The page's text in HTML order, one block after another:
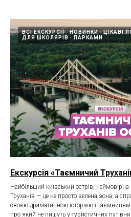
ВСІ ЕКСКУРСІЇ НОВИНКИ ЦІКАВІ
ДЛЯ ШКОЛЯРІВ
ПАРКАМИ
Екскурсія «Таємничий
Найбільший київський острів, неймовірна
Труханів — це не просто зелена зона, а
своєю драматичною історією і
про який не пишуть у туристичних